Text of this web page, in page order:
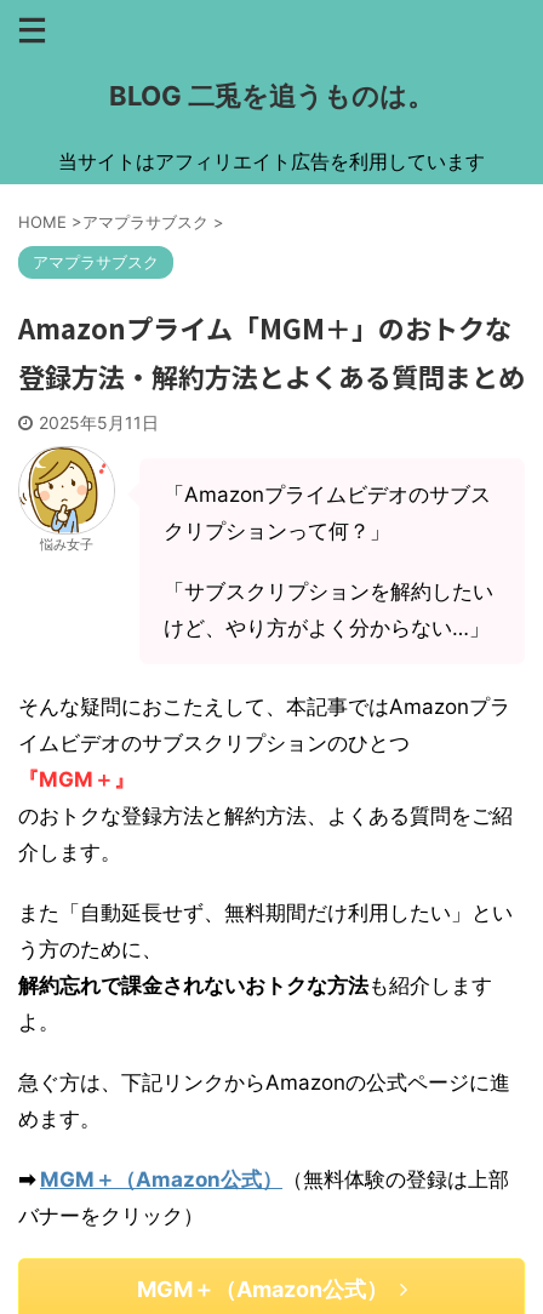
BLOG 二兎を追うものは。
当サイトはアフィリエイト広告を利用しています
HOME >アマプラサブスク >
アマプラサブスク
Amazonプライム「MGM＋」のおトクな
登録方法・解約方法とよくある質問まとめ
2025年5月11日
悩み女子
「Amazonプライムビデオのサブス
クリプションって何？」
「サブスクリプションを解約したい
けど、やり方がよく分からない…」
そんな疑問におこたえして、本記事ではAmazonプラ
イムビデオのサブスクリプションのひとつ
『MGM＋』
のおトクな登録方法と解約方法、よくある質問をご紹
介します。
また「自動延長せず、無料期間だけ利用したい」とい
う方のために、
解約忘れで課金されないおトクな方法も紹介します
よ。
急ぐ方は、下記リンクからAmazonの公式ページに進
めます。
➡ MGM＋（Amazon公式）
（無料体験の登録は上部
バナーをクリック）
MGM＋（Amazon公式）